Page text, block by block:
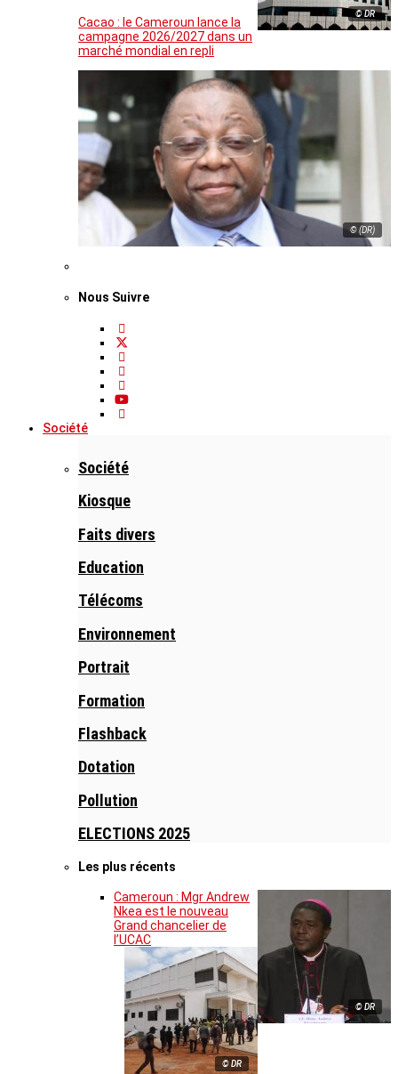
© DR
Cacao : le Cameroun lance la
campagne 2026/2027 dans un
marché mondial en repli
© (DR)
Nous Suivre
Société
Société
Kiosque
Faits divers
Education
Télécoms
Environnement
Portrait
Formation
Flashback
Dotation
Pollution
ELECTIONS 2025
Les plus récents
© DR
Cameroun : Mgr Andrew
Nkea est le nouveau
Grand chancelier de
l’UCAC
© DR